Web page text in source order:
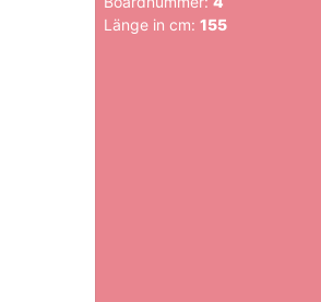
Länge in cm: 155